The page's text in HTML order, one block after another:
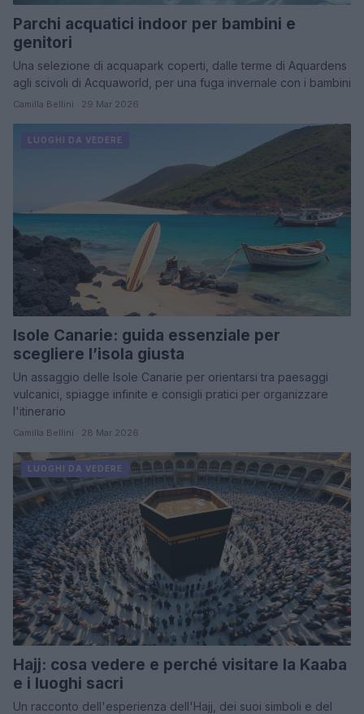
Parchi acquatici indoor per bambini e
genitori
Una selezione di acquapark coperti, dalle terme di Aquardens
agli scivoli di Acquaworld, per una fuga invernale con i bambini
Camilla Bellini · 29 Mar 2026
LUOGHI DA VEDERE
Isole Canarie: guida essenziale per
scegliere l’isola giusta
Un assaggio delle Isole Canarie per orientarsi tra paesaggi
vulcanici, spiagge infinite e consigli pratici per organizzare
l'itinerario
Camilla Bellini · 28 Mar 2026
LUOGHI DA VEDERE
Hajj: cosa vedere e perché visitare la Kaaba
e i luoghi sacri
Un racconto dell'esperienza dell'Hajj, dei suoi simboli e del